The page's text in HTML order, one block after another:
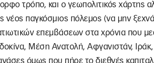
τρόπο, και ο γεωπολιτικός χάρτης
νέος παγκόσμιος πόλεμος (να μην
επεμβάσεων στα χρόνια που
Μέση Ανατολή, Αφγανιστάν,
όμως που πήρε το διεθνές